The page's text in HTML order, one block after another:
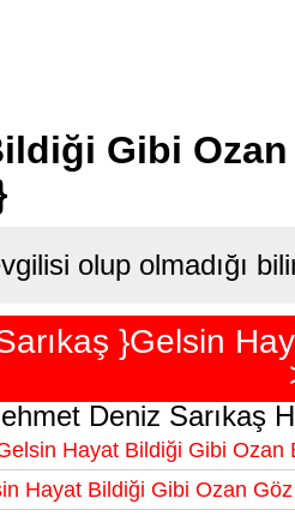
Gibi
olup olmadığı
}Gelsin
Deniz Sarıkaş
Hayat Bildiği Gibi Ozan
Hayat Bildiği Gibi Ozan